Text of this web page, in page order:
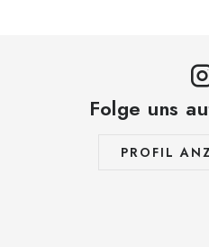
Folge uns
PROFIL